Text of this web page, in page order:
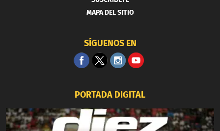
MAPA DEL SITIO
SÍGUENOS EN
PORTADA DIGITAL